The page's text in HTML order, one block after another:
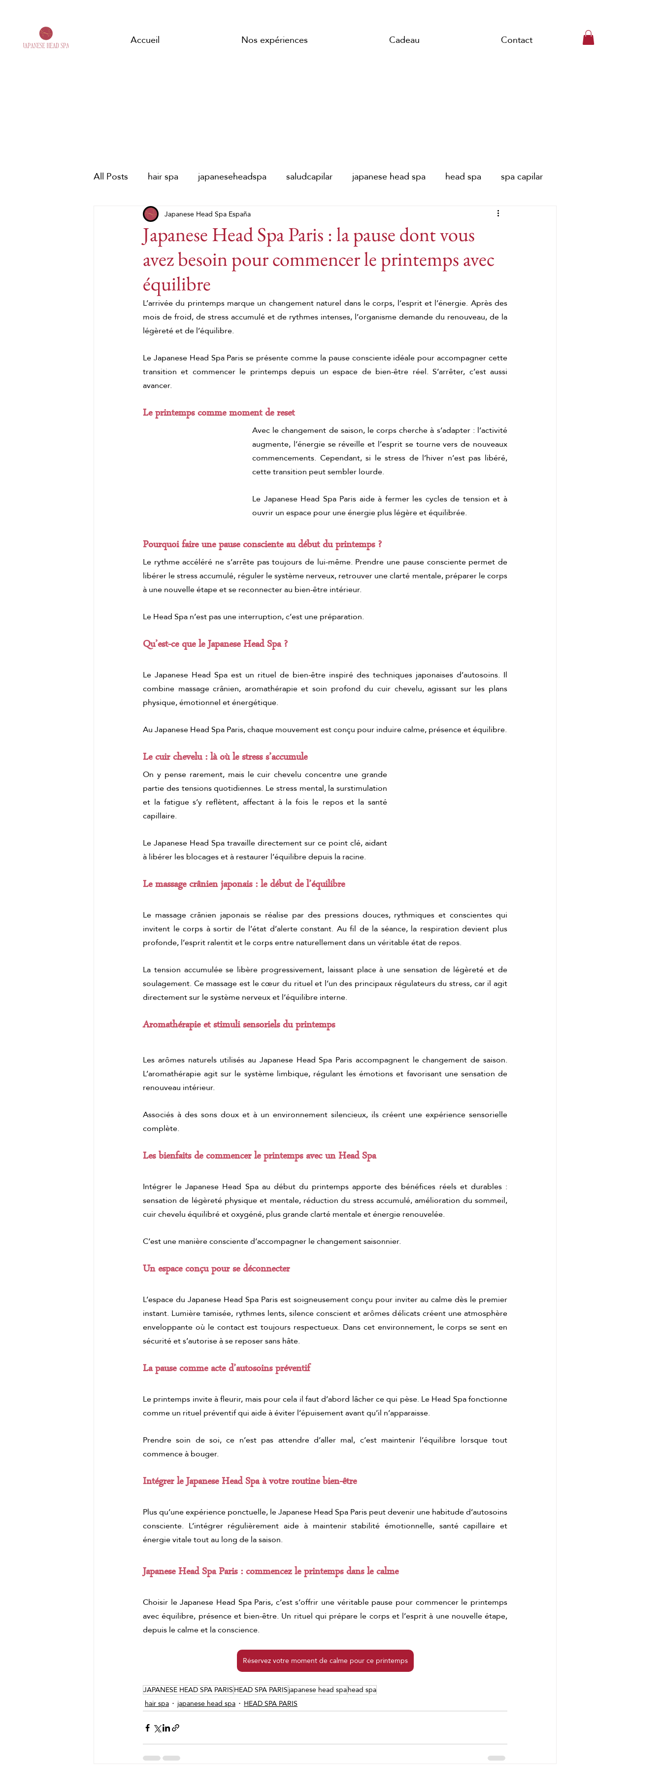
Accueil Nos expériences Cadeau Contact
All Posts hair spa japaneseheadspa saludcapilar japanese head spa head spa spa capilar
spa capilar japonés HEAD SPA PARIS spa capillaire Paris
massage crânien japonais bien-être japonais Massages au gingembre Tension musculaire
Massages du monde
Massage chinois au gingembre
Massages du monde Kyoto matcha ritual Massage relaxant au matcha
Massage complet du corps Soin corporel au matcha
masaje de chocolate ritual de chocolate y pistacho Le cadeau idéal
Japanese Head Spa Paris : la pause dont vous
avez besoin pour commencer le printemps avec
équilibre
Japanese Head Spa España
L’arrivée du printemps marque un changement naturel dans le corps, l’esprit et l’énergie. Après des
mois de froid, de stress accumulé et de rythmes intenses, l’organisme demande du renouveau, de la
légèreté et de l’équilibre.
Le Japanese Head Spa Paris se présente comme la pause consciente idéale pour accompagner cette
transition et commencer le printemps depuis un espace de bien-être réel. S’arrêter, c’est aussi
avancer.
Le printemps comme moment de reset
Avec le changement de saison, le corps cherche à s’adapter : l’activité
augmente, l’énergie se réveille et l’esprit se tourne vers de nouveaux
commencements. Cependant, si le stress de l’hiver n’est pas libéré,
cette transition peut sembler lourde.
Le Japanese Head Spa Paris aide à fermer les cycles de tension et à
ouvrir un espace pour une énergie plus légère et équilibrée.
Pourquoi faire une pause consciente au début du printemps ?
Le rythme accéléré ne s’arrête pas toujours de lui-même. Prendre une pause consciente permet de
libérer le stress accumulé, réguler le système nerveux, retrouver une clarté mentale, préparer le corps
à une nouvelle étape et se reconnecter au bien-être intérieur.
Le Head Spa n’est pas une interruption, c’est une préparation.
Qu’est-ce que le Japanese Head Spa ?
Le Japanese Head Spa est un rituel de bien-être inspiré des techniques japonaises d’autosoins. Il
combine massage crânien, aromathérapie et soin profond du cuir chevelu, agissant sur les plans
physique, émotionnel et énergétique.
Au Japanese Head Spa Paris, chaque mouvement est conçu pour induire calme, présence et équilibre.
Le cuir chevelu : là où le stress s’accumule
On y pense rarement, mais le cuir chevelu concentre une grande
partie des tensions quotidiennes. Le stress mental, la surstimulation
et la fatigue s’y reflètent, affectant à la fois le repos et la santé
capillaire.
Le Japanese Head Spa travaille directement sur ce point clé, aidant
à libérer les blocages et à restaurer l’équilibre depuis la racine.
Le massage crânien japonais : le début de l’équilibre
Le massage crânien japonais se réalise par des pressions douces, rythmiques et conscientes qui
invitent le corps à sortir de l’état d’alerte constant. Au fil de la séance, la respiration devient plus
profonde, l’esprit ralentit et le corps entre naturellement dans un véritable état de repos.
La tension accumulée se libère progressivement, laissant place à une sensation de légèreté et de
soulagement. Ce massage est le cœur du rituel et l’un des principaux régulateurs du stress, car il agit
directement sur le système nerveux et l’équilibre interne.
Aromathérapie et stimuli sensoriels du printemps
Les arômes naturels utilisés au Japanese Head Spa Paris accompagnent le changement de saison.
L’aromathérapie agit sur le système limbique, régulant les émotions et favorisant une sensation de
renouveau intérieur.
Associés à des sons doux et à un environnement silencieux, ils créent une expérience sensorielle
complète.
Les bienfaits de commencer le printemps avec un Head Spa
Intégrer le Japanese Head Spa au début du printemps apporte des bénéfices réels et durables :
sensation de légèreté physique et mentale, réduction du stress accumulé, amélioration du sommeil,
cuir chevelu équilibré et oxygéné, plus grande clarté mentale et énergie renouvelée.
C’est une manière consciente d’accompagner le changement saisonnier.
Un espace conçu pour se déconnecter
L’espace du Japanese Head Spa Paris est soigneusement conçu pour inviter au calme dès le premier
instant. Lumière tamisée, rythmes lents, silence conscient et arômes délicats créent une atmosphère
enveloppante où le contact est toujours respectueux. Dans cet environnement, le corps se sent en
sécurité et s’autorise à se reposer sans hâte.
La pause comme acte d’autosoins préventif
Le printemps invite à fleurir, mais pour cela il faut d’abord lâcher ce qui pèse. Le Head Spa fonctionne
comme un rituel préventif qui aide à éviter l’épuisement avant qu’il n’apparaisse.
Prendre soin de soi, ce n’est pas attendre d’aller mal, c’est maintenir l’équilibre lorsque tout
commence à bouger.
Intégrer le Japanese Head Spa à votre routine bien-être
Plus qu’une expérience ponctuelle, le Japanese Head Spa Paris peut devenir une habitude d’autosoins
consciente. L’intégrer régulièrement aide à maintenir stabilité émotionnelle, santé capillaire et
énergie vitale tout au long de la saison.
Japanese Head Spa Paris : commencez le printemps dans le calme
Choisir le Japanese Head Spa Paris, c’est s’offrir une véritable pause pour commencer le printemps
avec équilibre, présence et bien-être. Un rituel qui prépare le corps et l’esprit à une nouvelle étape,
depuis le calme et la conscience.
Réservez votre moment de calme pour ce printemps
JAPANESE HEAD SPA PARISHEAD SPA PARISjapanese head spahead spa
hair spa
japanese head spa HEAD SPA PARIS